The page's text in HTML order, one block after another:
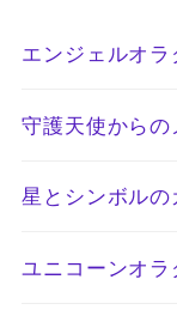
エンジェルオラ
守護天使から
星とシンボルの
ユニコーンオラ